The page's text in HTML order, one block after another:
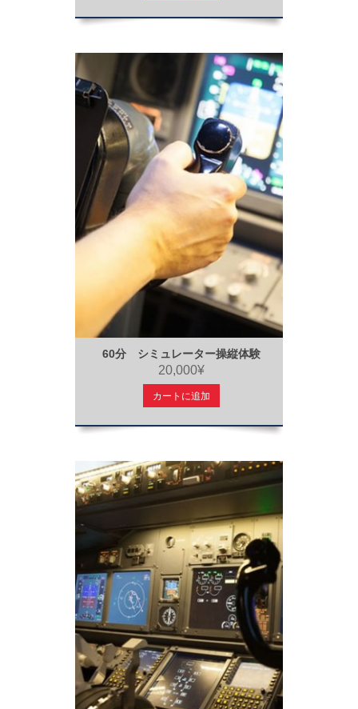
60分 シミュレーター操縦体験
20,000¥
カートに追加